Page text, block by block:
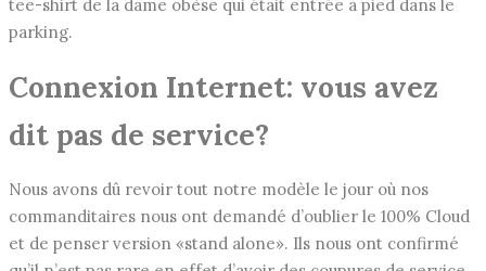
tee-shirt de la dame obèse qui était entrée à pied dans le
parking.
Connexion Internet: vous avez
dit pas de service?
Nous avons dû revoir tout notre modèle le jour où nos
commanditaires nous ont demandé d’oublier le 100% Cloud
et de penser version «stand alone». Ils nous ont confirmé